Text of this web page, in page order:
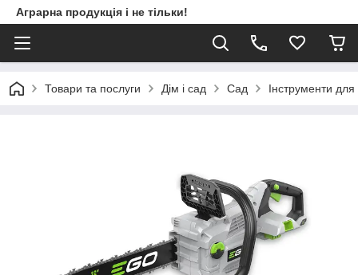
Аграрна продукція і не тільки!
Товари та послуги Дім і сад Сад Інструменти для